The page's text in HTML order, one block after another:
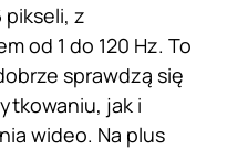
pikseli, z
od 1 do 120 Hz. To
sprawdzą się
jak i
wideo. Na plus